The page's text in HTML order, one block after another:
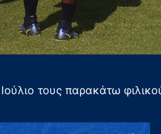
τους παρακάτω